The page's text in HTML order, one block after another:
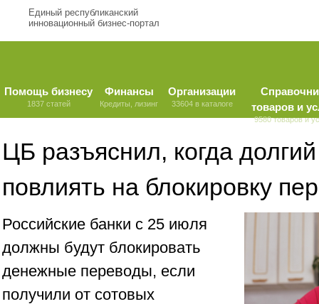
Единый республиканский
инновационный бизнес-портал
Помощь бизнесу
1837 статей
Финансы
Кредиты, лизинг
Организации
33604 в каталоге
товаров и
9580 товаров и
ЦБ разъяснил, когда
повлиять на блокировку
Российские банки с 25 июля
должны будут блокировать
денежные переводы, если
получили от сотовых